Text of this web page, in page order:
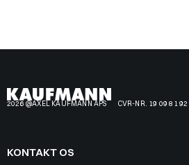
2026 @AXEL KAUFMANN APS CVR-NR. 19 09 81 92
KONTAKT OS